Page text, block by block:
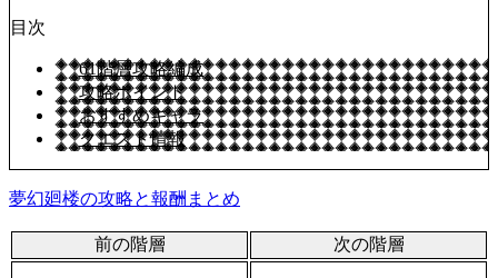
目次
61階層攻略編成
攻略ポイント
おすすめキャラ
クエスト情報
夢幻廻楼の攻略と報酬まとめ
前の階層 次の階層